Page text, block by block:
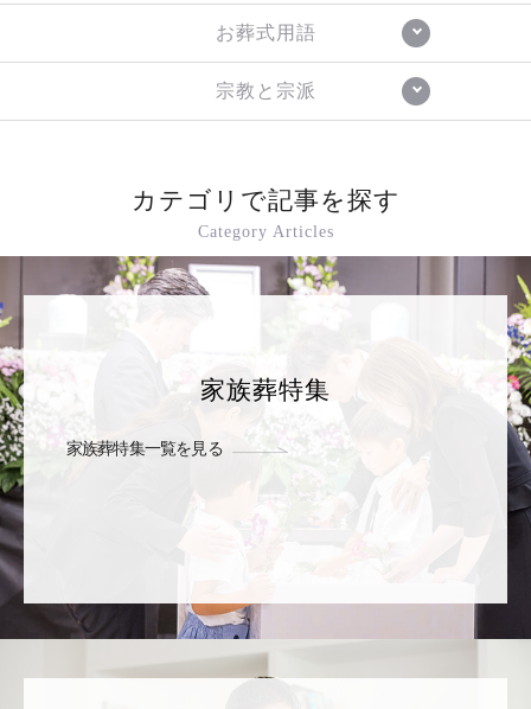
お葬式用語
宗教と宗派
カテゴリで記事を探す
Category Articles
家族葬特集
家族葬特集一覧を見る